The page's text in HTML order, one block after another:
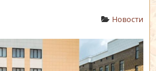
Новости